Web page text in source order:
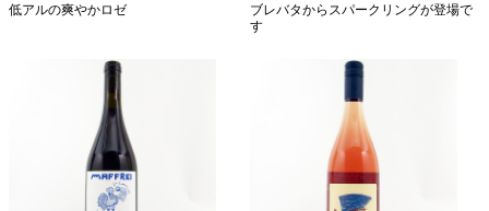
低アルの爽やかロゼ
ブレバタからスパークリングが登場で
す